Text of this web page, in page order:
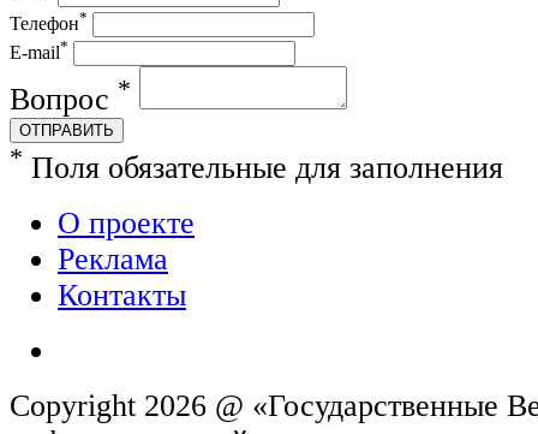
Телефон*
E-mail*
Вопрос *
ОТПРАВИТЬ
* Поля обязательные для заполнения
О проекте
Реклама
Контакты
Copyright 2026 @ «Государственные